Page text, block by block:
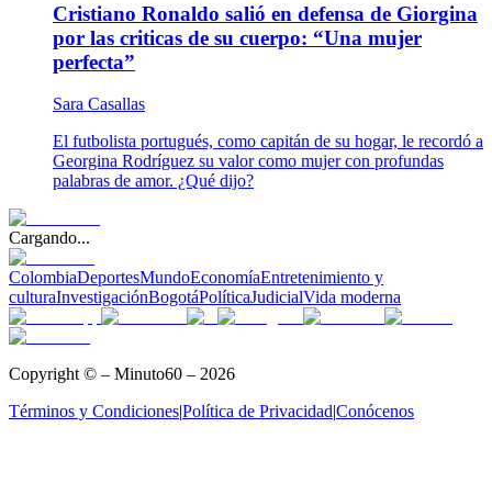
Cristiano Ronaldo salió en defensa de Giorgina
por las criticas de su cuerpo: “Una mujer
perfecta”
Sara Casallas
El futbolista portugués, como capitán de su hogar, le recordó a
Georgina Rodríguez su valor como mujer con profundas
palabras de amor. ¿Qué dijo?
Cargando...
ColombiaDeportesMundoEconomíaEntretenimiento y
culturaInvestigaciónBogotáPolíticaJudicialVida moderna
Copyright © – Minuto60 – 2026
Términos y Condiciones|Política de Privacidad|Conócenos